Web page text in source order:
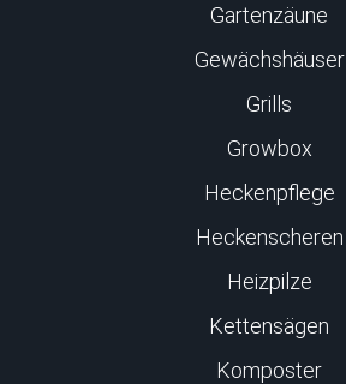
Gartenzäune
Gewächshäuser
Grills
Growbox
Heckenpflege
Heckenscheren
Heizpilze
Kettensägen
Komposter